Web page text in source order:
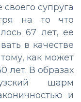
супруга
на то что
67 лет, ее
в качестве
как может
лет. В образах
шарм
и